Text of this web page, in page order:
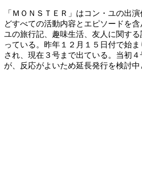
「ＭＯＮＳＴＥＲ」はコン・ユの出
どすべての活動内容とエピソードを含
ユの旅行記、趣味生活、友人に関す
っている。昨年１２月１５日付で始
され、現在３号まで出ている。当初
が、反応がよいため延長発行を検討中